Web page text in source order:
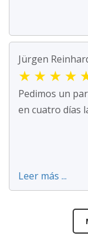
Jürgen
★ ★ ★ ★
Pedimos un
en cuatro días
Leer más ...